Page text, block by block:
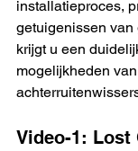
installatieproces,
getuigenissen
krijgt u een
mogelijkheden
Video-1: Lost